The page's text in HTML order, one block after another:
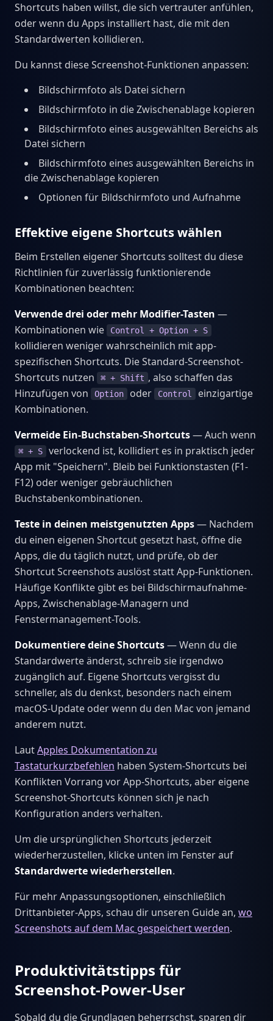
Shortcuts haben willst, die sich vertrauter anfühlen,
oder wenn du Apps installiert hast, die mit den
Standardwerten kollidieren.
Du kannst diese Screenshot-Funktionen anpassen:
Bildschirmfoto als Datei sichern
Bildschirmfoto in die Zwischenablage kopieren
Bildschirmfoto eines ausgewählten Bereichs als
Datei sichern
Bildschirmfoto eines ausgewählten Bereichs in
die Zwischenablage kopieren
Optionen für Bildschirmfoto und Aufnahme
Effektive eigene Shortcuts wählen
Beim Erstellen eigener Shortcuts solltest du diese
Richtlinien für zuverlässig funktionierende
Kombinationen beachten:
Verwende drei oder mehr Modifier-Tasten —
Kombinationen wie
Control + Option + S
kollidieren weniger wahrscheinlich mit app-
spezifischen Shortcuts. Die Standard-Screenshot-
Shortcuts nutzen
⌘ + Shift , also schaffen das
Hinzufügen von
Option oder Control
einzigartige
Kombinationen.
Vermeide Ein-Buchstaben-Shortcuts— Auch wenn
⌘ + S
verlockend ist, kollidiert es in praktisch jeder
App mit "Speichern". Bleib bei Funktionstasten (F1-
F12) oder weniger gebräuchlichen
Buchstabenkombinationen.
Teste in deinen meistgenutzten Apps— Nachdem
du einen eigenen Shortcut gesetzt hast, öffne die
Apps, die du täglich nutzt, und prüfe, ob der
Shortcut Screenshots auslöst statt App-Funktionen.
Häufige Konflikte gibt es bei Bildschirmaufnahme-
Apps, Zwischenablage-Managern und
Fenstermanagement-Tools.
Dokumentiere deine Shortcuts— Wenn du die
Standardwerte änderst, schreib sie irgendwo
zugänglich auf. Eigene Shortcuts vergisst du
schneller, als du denkst, besonders nach einem
macOS-Update oder wenn du den Mac von jemand
anderem nutzt.
LautApples Dokumentation zu
Tastaturkurzbefehlen haben System-Shortcuts bei
Konflikten Vorrang vor App-Shortcuts, aber eigene
Screenshot-Shortcuts können sich je nach
Konfiguration anders verhalten.
Um die ursprünglichen Shortcuts jederzeit
wiederherzustellen, klicke unten im Fenster auf
Standardwerte wiederherstellen.
Für mehr Anpassungsoptionen, einschließlich
Drittanbieter-Apps, schau dir unseren Guide an, wo
Screenshots auf dem Mac gespeichert werden.
Produktivitätstipps für
Screenshot-Power-User
Sobald du die Grundlagen beherrschst, sparen dir